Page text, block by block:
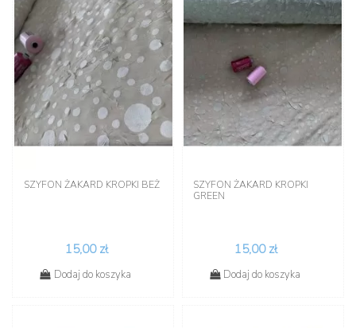
SZYFON ŻAKARD KROPKI BEŻ
15,00 zł
Dodaj do koszyka
SZYFON ŻAKARD KROPKI
GREEN
15,00 zł
Dodaj do koszyka